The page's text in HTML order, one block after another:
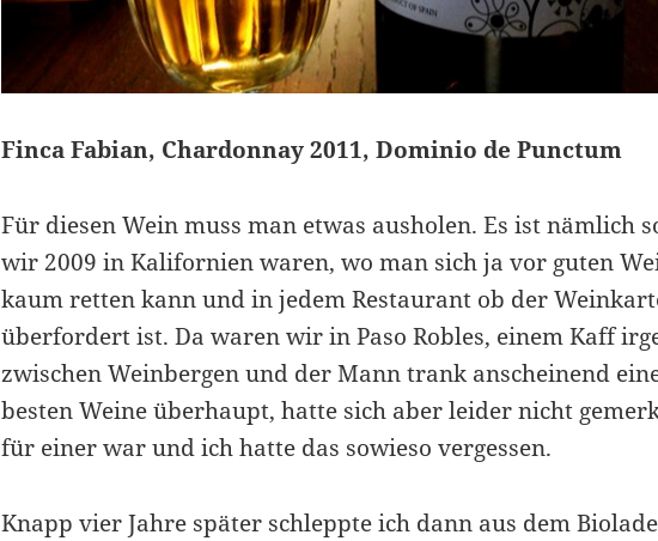
Finca Fabian, Chardonnay 2011, Dominio de Punctum
Für diesen Wein muss man etwas ausholen. Es ist nämlich
wir 2009 in Kalifornien waren, wo man sich ja vor guten
kaum retten kann und in jedem Restaurant ob der
überfordert ist. Da waren wir in Paso Robles, einem Kaff
zwischen Weinbergen und der Mann trank anscheinend
besten Weine überhaupt, hatte sich aber leider nicht
für einer war und ich hatte das sowieso vergessen.
Knapp vier Jahre später schleppte ich dann aus dem